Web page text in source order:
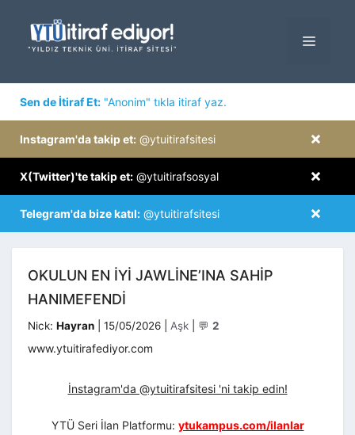
MENÜ
Sen de İtiraf Et: "Anonim" tıkla itiraf yaz.
×
Instagram'da takip et: @ytuitirafsitesi
×
X(Twitter)'te takip et: @ytuitirafsosyal
×
Telegram'da bize katıl: @ytuitirafsitesi
OKULUN EN IYI JAWLINE’INA SAHIP
HANIMEFENDI
Nick: Hayran 15/05/2026 Kategoriler
Aşk 💬 2
www.ytuitirafediyor.com
İnstagram'da @ytuitirafsitesi 'ni takip edin!
YTÜ Seri İlan Platformu: ytukampus.com/ilanlar